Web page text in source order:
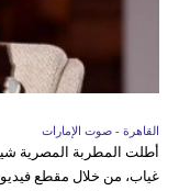
القاهرة - صوت الإمارات
أطلت المطربة المصرية
غياب، من خلال مقطع